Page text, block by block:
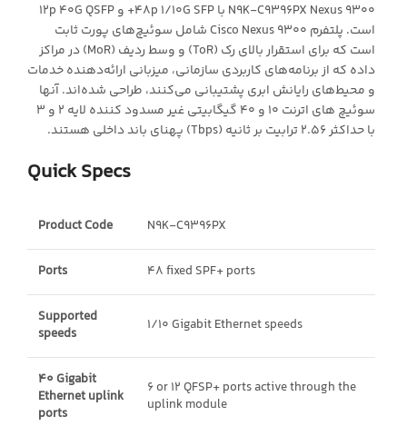
N9K-C9396PX Nexus 9300 با 48p 1/10G SFP+ و 12p 40G QSFP
است. پلتفرم Cisco Nexus 9300 شامل سوئیچ‌های پورت ثابت
است که برای استقرار بالای رک (ToR) و وسط ردیف (MoR) در مراکز
داده که از برنامه‌های کاربردی سازمانی، میزبانی ارائه‌دهنده خدمات
و محیط‌های رایانش ابری پشتیبانی می‌کنند، طراحی شده‌اند. آنها
سوئیچ های اترنت 10 و 40 گیگابیتی غیر مسدود کننده لایه 2 و 3
با حداکثر 2.56 ترابیت بر ثانیه (Tbps) پهنای باند داخلی هستند.
Quick Specs
Product Code N9K-C9396PX
Ports 48 fixed SPF+ ports
Supported
speeds
1/10 Gigabit Ethernet speeds
40 Gigabit
Ethernet uplink
ports
6 or 12 QFSP+ ports active through the
uplink module